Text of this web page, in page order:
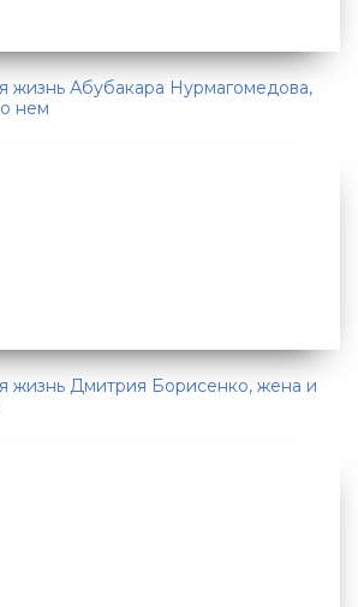
жизнь Абубакара Нурмагомедова,
нем
жизнь Дмитрия Борисенко, жена и